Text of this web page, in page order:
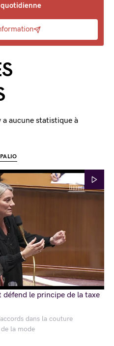
dans la couture
la mode
a aucune statistique à
défend le principe de la taxe